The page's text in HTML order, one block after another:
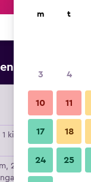
från
king
2
m t
3 4
10 11
17 18
24 25